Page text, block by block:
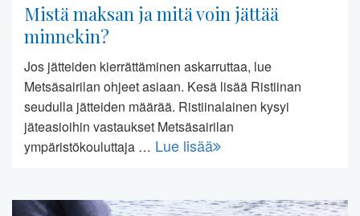
Mistä maksan ja mitä voin jättää
minnekin?
Jos jätteiden kierrättäminen askarruttaa, lue
Metsäsairilan ohjeet asiaan. Kesä lisää Ristiinan
seudulla jätteiden määrää. Ristiinalainen kysyi
jäteasioihin vastaukset Metsäsairilan
ympäristökouluttaja … Lue lisää